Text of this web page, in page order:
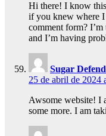
Hi there! I know
if you knew where
comment form?
and I’m having
Sugar
25 de abril de 2024
Awsome website! I
some more. I am